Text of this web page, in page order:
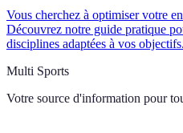
Vous cherchez à optimiser votre
Découvrez notre guide pratique
disciplines adaptées à vos objectifs.
Multi Sports
Votre source d'information pour